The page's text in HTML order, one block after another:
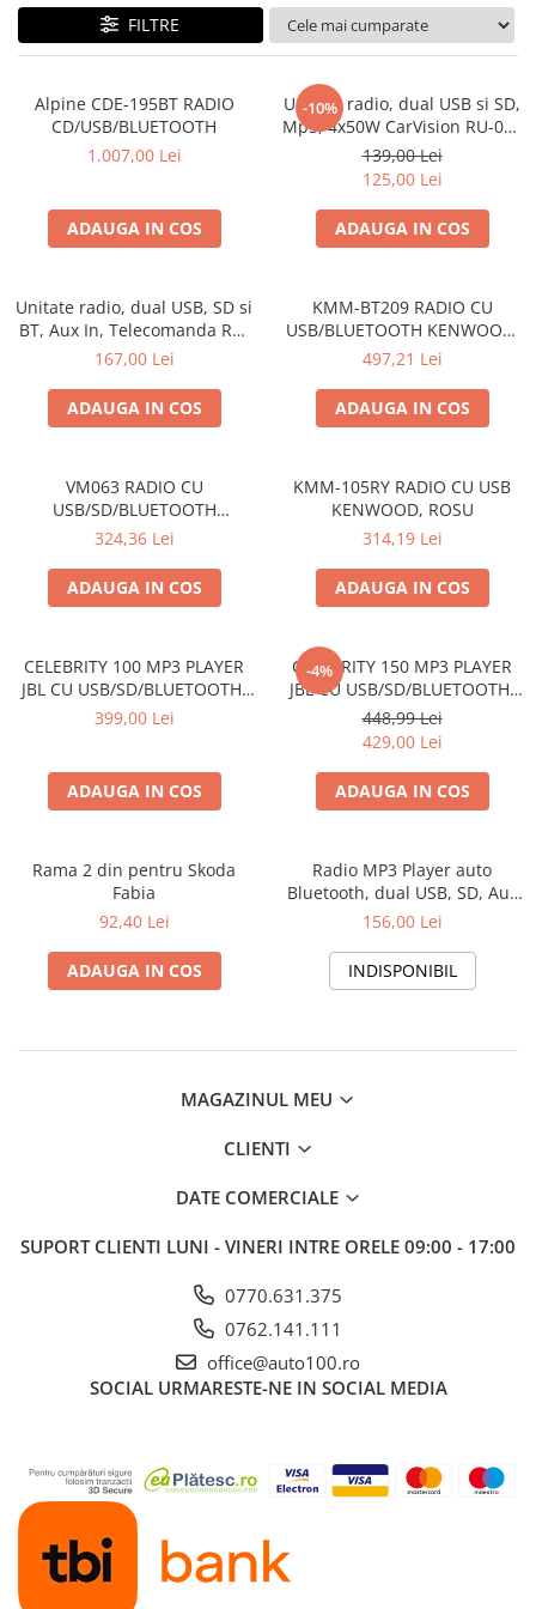
FILTRE
Alpine CDE-195BT RADIO
CD/USB/BLUETOOTH
1.007,00 Lei
ADAUGA IN COS
-10%
Unitate radio, dual USB si SD,
Mp3, 4x50W CarVision RU-001
Rosu
139,00 Lei
125,00 Lei
ADAUGA IN COS
Unitate radio, dual USB, SD si
BT, Aux In, Telecomanda RU-
003BT, iluminare 3 culori
167,00 Lei
ADAUGA IN COS
KMM-BT209 RADIO CU
USB/BLUETOOTH KENWOOD,
ROSU
497,21 Lei
ADAUGA IN COS
VM063 RADIO CU
USB/SD/BLUETOOTH
PHONOCAR, AFISAJ ALB
324,36 Lei
ADAUGA IN COS
KMM-105RY RADIO CU USB
KENWOOD, ROSU
314,19 Lei
ADAUGA IN COS
CELEBRITY 100 MP3 PLAYER
JBL CU USB/SD/BLUETOOTH,
ROSU
399,00 Lei
ADAUGA IN COS
-4%
CELEBRITY 150 MP3 PLAYER
JBL CU USB/SD/BLUETOOTH,
ROSU
448,99 Lei
429,00 Lei
ADAUGA IN COS
Rama 2 din pentru Skoda
Fabia
92,40 Lei
ADAUGA IN COS
Radio MP3 Player auto
Bluetooth, dual USB, SD, Aux
In, Telecomanda, 4x50W,
156,00 Lei
INDISPONIBIL
MAGAZINUL MEU
CLIENTI
DATE COMERCIALE
SUPORT CLIENTI LUNI - VINERI INTRE ORELE 09:00 - 17:00
0770.631.375
0762.141.111
office@auto100.ro
SOCIAL URMARESTE-NE IN SOCIAL MEDIA